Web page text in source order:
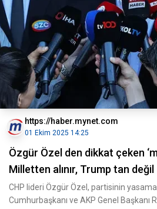
https://haber.mynet.com
01 Ekim 2025 14:25
Özgür Özel den dikkat çeken
Milletten alınır, Trump tan değil
CHP lideri Özgür Özel, partisinin yasama
Cumhurbaşkanı ve AKP Genel Başkanı